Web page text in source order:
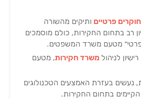
חוקרים פרטיים ותיקים מהשורה
רב בתחום החקירות, כולם מוסמכים
פרטי״ מטעם משרד המשפטים.
לניהול משרד חקירות, מטעם
נעשים בעזרת האמצעים הטכנולוגים
בתחום החקירות.